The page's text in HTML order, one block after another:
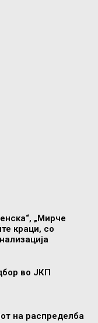
„Мирче
краци, со
во ЈКП
на распределба